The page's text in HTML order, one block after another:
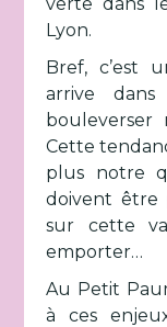
Lyon.
Bref, c’est
arrive
bouleverser
Cette
plus notre
doivent être
sur cette
emporter…
Au Petit
à ces